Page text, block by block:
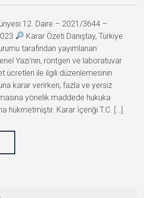
12. Daire – 2021/3644 –
Karar Özeti Danıştay, Türkiye
tarafından yayımlanan
Yazı’nın, röntgen ve laboratuvar
ücretleri ile ilgili düzenlemesinin
karar verirken, fazla ve yersiz
yönelik maddede hukuka
hükmetmiştir. Karar İçeriği T.C. […]